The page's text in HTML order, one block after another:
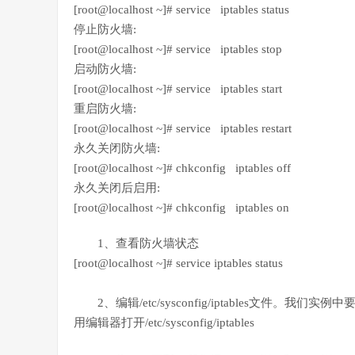
[root@localhost ~]# service iptables status
停止防火墙:
[root@localhost ~]# service iptables stop
启动防火墙:
[root@localhost ~]# service iptables start
重启防火墙:
[root@localhost ~]# service iptables restart
永久关闭防火墙:
[root@localhost ~]# chkconfig iptables off
永久关闭后启用:
[root@localhost ~]# chkconfig iptables on
1、查看防火墙状态
[root@localhost ~]# service iptables status
2、编辑/etc/sysconfig/iptables文件。我们实例中
用编辑器打开/etc/sysconfig/iptables